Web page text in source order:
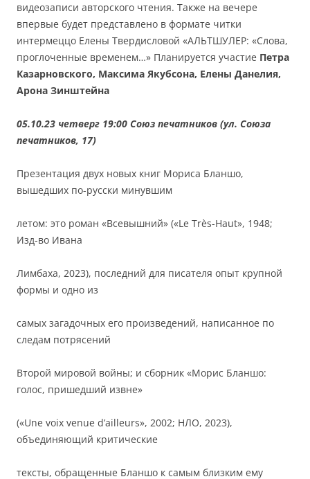
видеозаписи авторского чтения. Также на вечере
впервые будет представлено в формате читки
интермеццо Елены Твердисловой «АЛЬТШУЛЕР: «Слова,
проглоченные временем…» Планируется участие Петра
Казарновского, Максима Якубсона, Елены Данелия,
Арона Зинштейна
05.10.23 четверг 19:00 Союз печатников (ул. Союза
печатников, 17)
Презентация двух новых книг Мориса Бланшо,
вышедших по-русски минувшим
летом: это роман «Всевышний» («Le Très-Haut», 1948;
Изд-во Ивана
Лимбаха, 2023), последний для писателя опыт крупной
формы и одно из
самых загадочных его произведений, написанное по
следам потрясений
Второй мировой войны; и сборник «Морис Бланшо:
голос, пришедший извне»
(«Une voix venue d’ailleurs», 2002; НЛО, 2023),
объединяющий критические
тексты, обращенные Бланшо к самым близким ему